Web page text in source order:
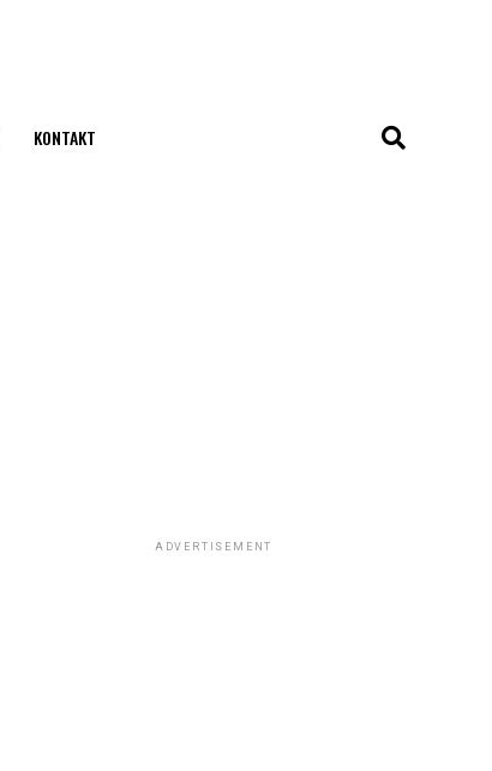
KONTAKT
ADVERTISEMENT